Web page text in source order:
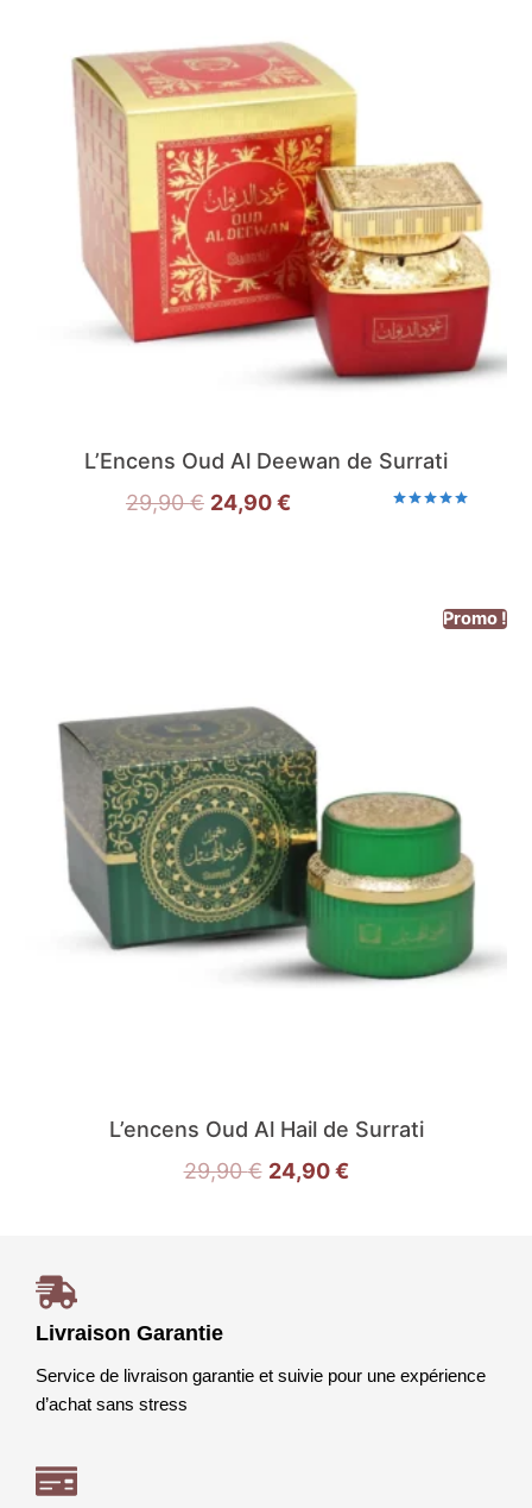
L’Encens Oud Al Deewan de Surrati
29,90€ 24,90€
Promo !
L’encens Oud Al Hail de Surrati
29,90€ 24,90€
Livraison Garantie
Service de livraison garantie et suivie pour une expérience
d’achat sans stress